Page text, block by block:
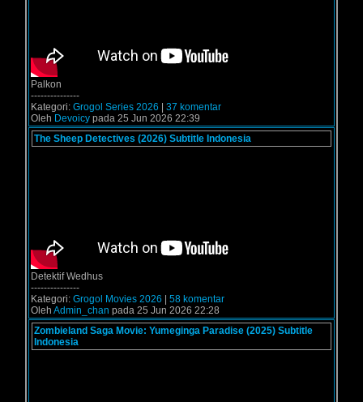
Palkon
---------------
Kategori: Grogol Series 2026
37 komentar
Oleh Devoicy pada 25 Jun 2026 22:39
The Sheep Detectives (2026) Subtitle Indonesia
Detektif Wedhus
---------------
Kategori: Grogol Movies 2026
58 komentar
Oleh Admin_chan pada 25 Jun 2026 22:28
Zombieland Saga Movie: Yumeginga Paradise (2025) Subtitle
Indonesia